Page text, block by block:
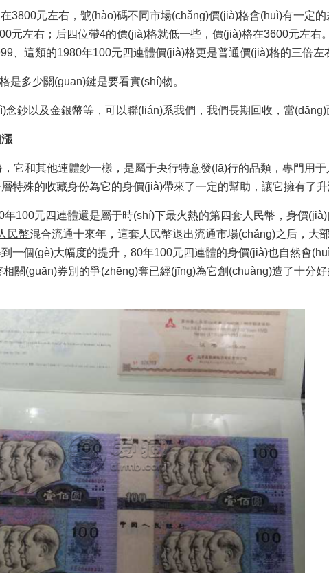
元左右，號(hào)碼不同市場(chǎng)價(jià)格會(huì)有一定的差
左右；后四位帶4的價(jià)格就低一些，價(jià)格在3600元左右。
、999、這類的1980年100元四連體價(jià)格更是普通價(jià)格的三倍左右
關(guān)鍵是要看實(shí)物。
念鈔以及金銀幣等，可以聯(lián)系我們，我們長期回收，當(dāng)面交
和其他連體鈔一樣，是屬于央行特意發(fā)行的品類，專門用
層特殊的收藏身份為它的身價(jià)帶來了一定的幫助，讓它擁有了升漲的
100元四連體還是屬于時(shí)下最火熱的第四套人民幣，身價
民幣混合流通十來年，這套人民幣退出流通市場(chǎng)之后，
一個(gè)大幅度的提升，80年100元四連體的身價(jià)也自然會(huì)
關(guān)券別的爭(zhēng)奪已經(jīng)為它創(chuàng)造了十分